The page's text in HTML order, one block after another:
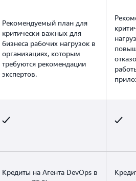
Рекомендуемый план для
критически важных для
бизнеса рабочих нагрузок в
организациях, которым
требуются рекомендации
экспертов.
Кредиты на Агента DevOps в